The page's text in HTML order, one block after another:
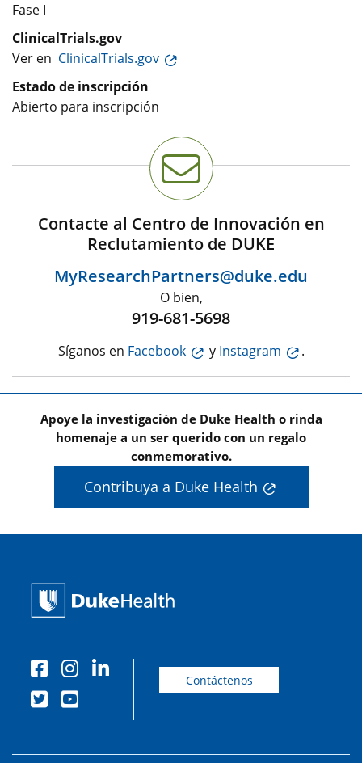
Fase I
ClinicalTrials.gov
Ver en ClinicalTrials.gov
Estado de inscripción
Abierto para inscripción
Contacte al Centro de Innovación en
Reclutamiento de DUKE
MyResearchPartners@duke.edu
O bien,
919-681-5698
Síganos en Facebook y Instagram .
Apoye la investigación de Duke Health o rinda
homenaje a un ser querido con un regalo
conmemorativo.
Contribuya a Duke Health
Contáctenos